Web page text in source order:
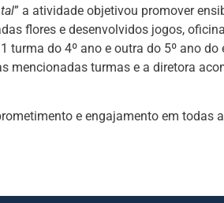
” a atividade objetivou promover
flores e desenvolvidos jogos,
turma do 4º ano e outra do 5º ano do
mencionadas turmas e a diretora
e engajamento em todas